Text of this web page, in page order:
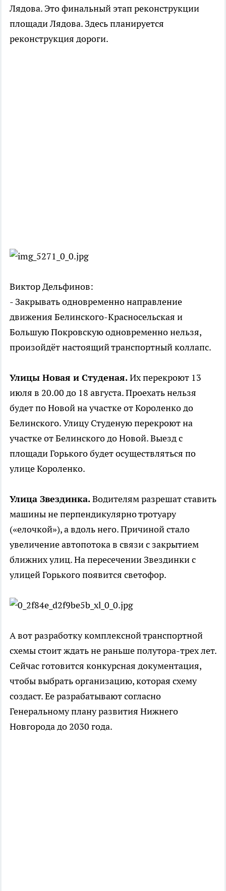
Лядова. Это финальный этап реконструкции
площади Лядова. Здесь планируется
реконструкция дороги.
Виктор Дельфинов:
- Закрывать одновременно направление
движения Белинского-Красносельская и
Большую Покровскую одновременно нельзя,
произойдёт настоящий транспортный коллапс.
Улицы Новая и Студеная.Их перекроют 13
июля в 20.00 до 18 августа. Проехать нельзя
будет по Новой на участке от Короленко до
Белинского. Улицу Студеную перекроют на
участке от Белинского до Новой. Выезд с
площади Горького будет осуществляться по
улице Короленко.
Улица Звездинка.Водителям разрешат ставить
машины не перпендикулярно тротуару
(«елочкой»), а вдоль него. Причиной стало
увеличение автопотока в связи с закрытием
ближних улиц. На пересечении Звездинки с
улицей Горького появится светофор.
А вот разработку комплексной транспортной
схемы стоит ждать не раньше полутора-трех лет.
Сейчас готовится конкурсная документация,
чтобы выбрать организацию, которая схему
создаст. Ее разрабатывают согласно
Генеральному плану развития Нижнего
Новгорода до 2030 года.